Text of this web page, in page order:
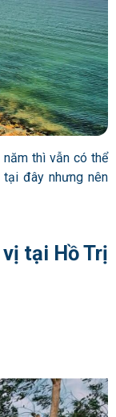
thì vẫn có thể
đây nhưng nên
tại Hồ Trị